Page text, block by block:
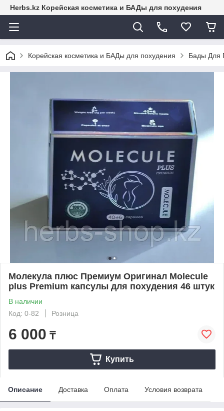
Herbs.kz Корейская косметика и БАДы для похудения
Корейская косметика и БАДы для похудения Бады Для
Молекула плюс Премиум Оригинал Molecule
plus Premium капсулы для похудения 46 штук
В наличии
Код: 0-82
Розница
6 000 ₸
Купить
Описание Доставка Оплата Условия возврата